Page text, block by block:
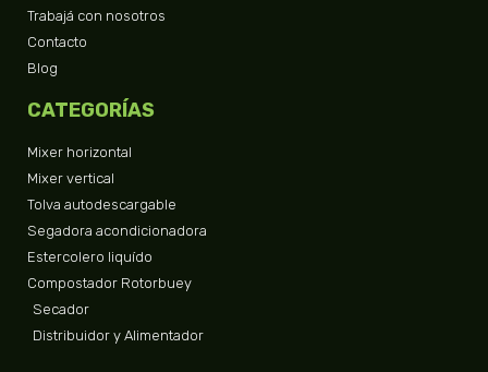
Trabajá con nosotros
Contacto
Blog
CATEGORÍAS
Mixer horizontal
Mixer vertical
Tolva autodescargable
Segadora acondicionadora
Estercolero liquído
Compostador Rotorbuey
Secador
Distribuidor y Alimentador